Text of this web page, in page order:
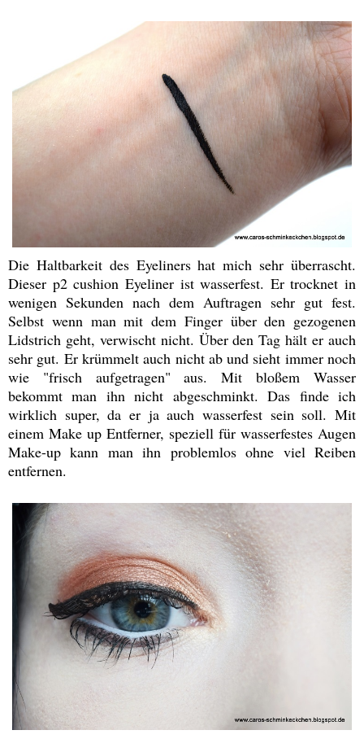
Die Haltbarkeit des Eyeliners hat mich sehr überrascht.
Dieser p2 cushion Eyeliner ist wasserfest. Er trocknet in
wenigen Sekunden nach dem Auftragen sehr gut fest.
Selbst wenn man mit dem Finger über den gezogenen
Lidstrich geht, verwischt nicht. Über den Tag hält er auch
sehr gut. Er krümmelt auch nicht ab und sieht immer noch
wie "frisch aufgetragen" aus. Mit bloßem Wasser
bekommt man ihn nicht abgeschminkt. Das finde ich
wirklich super, da er ja auch wasserfest sein soll. Mit
einem Make up Entferner, speziell für wasserfestes Augen
Make-up kann man ihn problemlos ohne viel Reiben
entfernen.